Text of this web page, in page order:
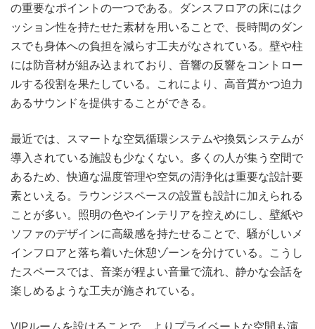
の重要なポイントの一つである。ダンスフロアの床にはク
ッション性を持たせた素材を用いることで、長時間のダン
スでも身体への負担を減らす工夫がなされている。壁や柱
には防音材が組み込まれており、音響の反響をコントロー
ルする役割を果たしている。これにより、高音質かつ迫力
あるサウンドを提供することができる。
最近では、スマートな空気循環システムや換気システムが
導入されている施設も少なくない。多くの人が集う空間で
あるため、快適な温度管理や空気の清浄化は重要な設計要
素といえる。ラウンジスペースの設置も設計に加えられる
ことが多い。照明の色やインテリアを控えめにし、壁紙や
ソファのデザインに高級感を持たせることで、騒がしいメ
インフロアと落ち着いた休憩ゾーンを分けている。こうし
たスペースでは、音楽が程よい音量で流れ、静かな会話を
楽しめるような工夫が施されている。